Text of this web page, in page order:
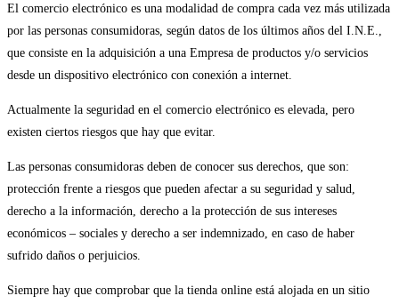
El comercio electrónico es una modalidad de compra cada vez más utilizada
por las personas consumidoras, según datos de los últimos años del I.N.E.,
que consiste en la adquisición a una Empresa de productos y/o servicios
desde un dispositivo electrónico con conexión a internet.
Actualmente la seguridad en el comercio electrónico es elevada, pero
existen ciertos riesgos que hay que evitar.
Las personas consumidoras deben de conocer sus derechos, que son:
protección frente a riesgos que pueden afectar a su seguridad y salud,
derecho a la información, derecho a la protección de sus intereses
económicos – sociales y derecho a ser indemnizado, en caso de haber
sufrido daños o perjuicios.
Siempre hay que comprobar que la tienda online está alojada en un sitio